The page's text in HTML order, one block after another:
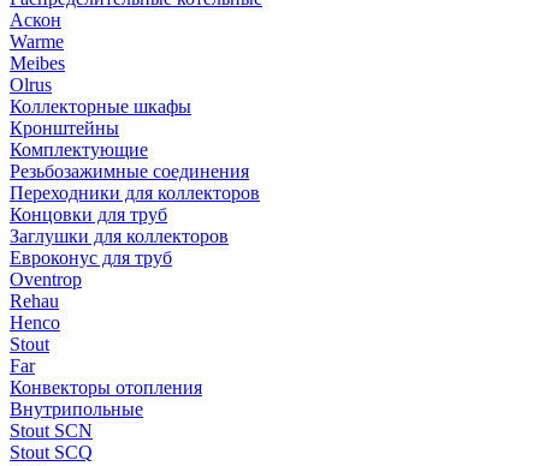
Аскон
Warme
Meibes
Olrus
Коллекторные шкафы
Кронштейны
Комплектующие
Резьбозажимные соединения
Переходники для коллекторов
Концовки для труб
Заглушки для коллекторов
Евроконус для труб
Oventrop
Rehau
Henco
Stout
Far
Конвекторы отопления
Внутрипольные
Stout SCN
Stout SCQ